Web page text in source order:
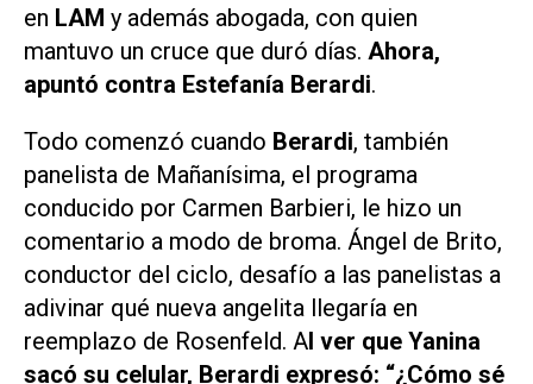
en LAM y además abogada, con quien
mantuvo un cruce que duró días. Ahora,
apuntó contra Estefanía Berardi.
Todo comenzó cuando Berardi, también
panelista de Mañanísima, el programa
conducido por Carmen Barbieri, le hizo un
comentario a modo de broma. Ángel de Brito,
conductor del ciclo, desafío a las panelistas a
adivinar qué nueva angelita llegaría en
reemplazo de Rosenfeld. Al ver que Yanina
sacó su celular, Berardi expresó: “¿Cómo sé